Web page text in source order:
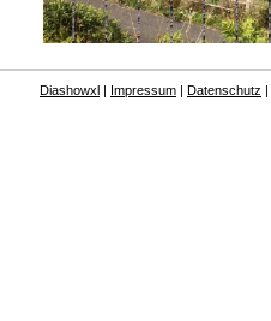
Diashowxl | Impressum | Datenschutz |